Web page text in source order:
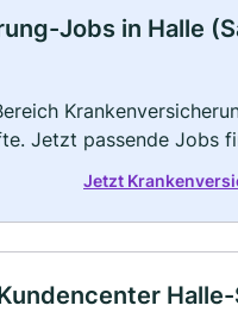
Jobs in Halle
Jetzt passende Jobs
Jetzt